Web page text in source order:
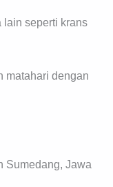
lain seperti krans
matahari dengan
Sumedang, Jawa